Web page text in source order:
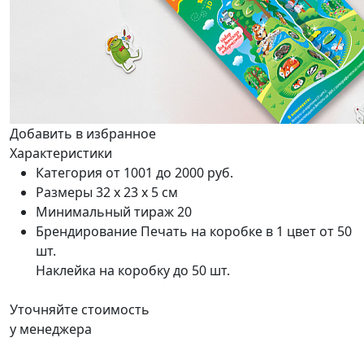
Добавить в избранное
Характеристики
Категория от 1001 до 2000 руб.
Размеры 32 х 23 х 5 см
Минимальный тираж20
Брендирование Печать на коробке в 1 цвет от 50
шт.
Наклейка на коробку до 50 шт.
Уточняйте стоимость
у менеджера